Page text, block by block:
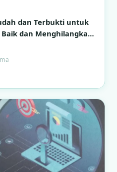
dan Terbukti untuk
dan Menghilangkan